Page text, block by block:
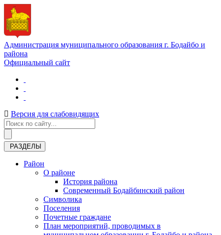
Администрация муниципального образования г. Бодайбо и
района
Официальный сайт
Версия для слабовидящих
РАЗДЕЛЫ
Район
О районе
История района
Современный Бодайбинский район
Символика
Поселения
Почетные граждане
План мероприятий, проводимых в